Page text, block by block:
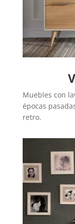
Muebles con
épocas
retro.